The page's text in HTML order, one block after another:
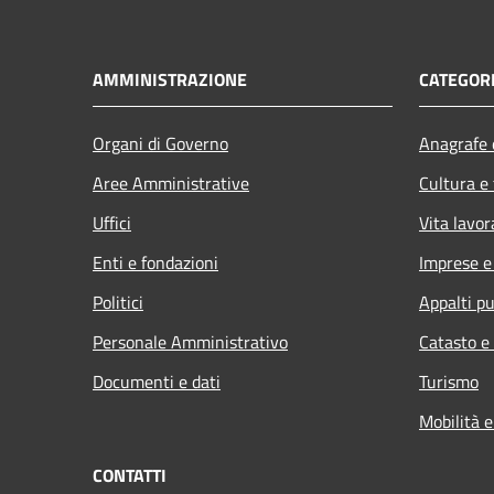
AMMINISTRAZIONE
Organi di Governo
Aree Amministrative
Uffici
Enti e fondazioni
Politici
Personale Amministrativo
Documenti e dati
Cultura
Vita
Imprese
Appalti
Catasto
Turismo
Mobilità
CONTATTI